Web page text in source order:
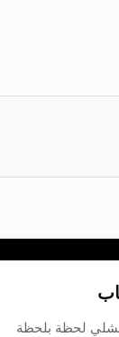
لحظة بلحظة